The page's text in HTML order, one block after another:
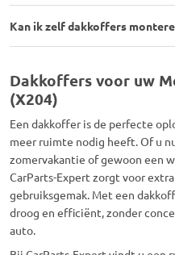
Kan ik zelf dakkoffers
Dakkoffers voor uw
(X204)
Een dakkoffer is de perfecte
meer ruimte nodig heeft. Of u
zomervakantie of gewoon een
CarParts-Expert zorgt voor
gebruiksgemak. Met een
droog en efficiënt, zonder
auto.